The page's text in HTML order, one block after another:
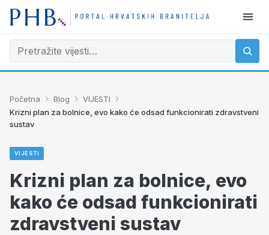
Početna › Blog › VIJESTI ›
Krizni plan za bolnice, evo kako će odsad funkcionirati zdravstveni
sustav
VIJESTI
Krizni plan za bolnice, evo
kako će odsad funkcionirati
zdravstveni sustav